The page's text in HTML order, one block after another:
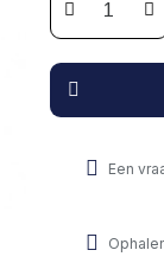
Een